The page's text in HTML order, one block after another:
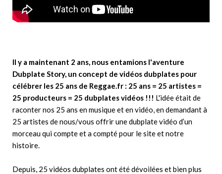
Il y a maintenant 2 ans, nous entamions l'aventure
Dubplate Story, un concept de vidéos dubplates pour
célébrer les 25 ans de Reggae.fr : 25 ans = 25 artistes =
25 producteurs = 25 dubplates vidéos !!! L'idée était de
raconter nos 25 ans en musique et en vidéo, en demandant à
25 artistes de nous/vous offrir une dubplate vidéo d’un
morceau qui compte et a compté pour le site et notre
histoire.
Depuis, 25 vidéos dubplates ont été dévoilées et bien plus